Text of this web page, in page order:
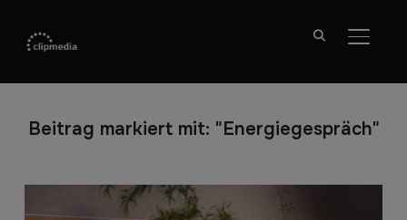
Beitrag markiert mit: "Energiegespräch"